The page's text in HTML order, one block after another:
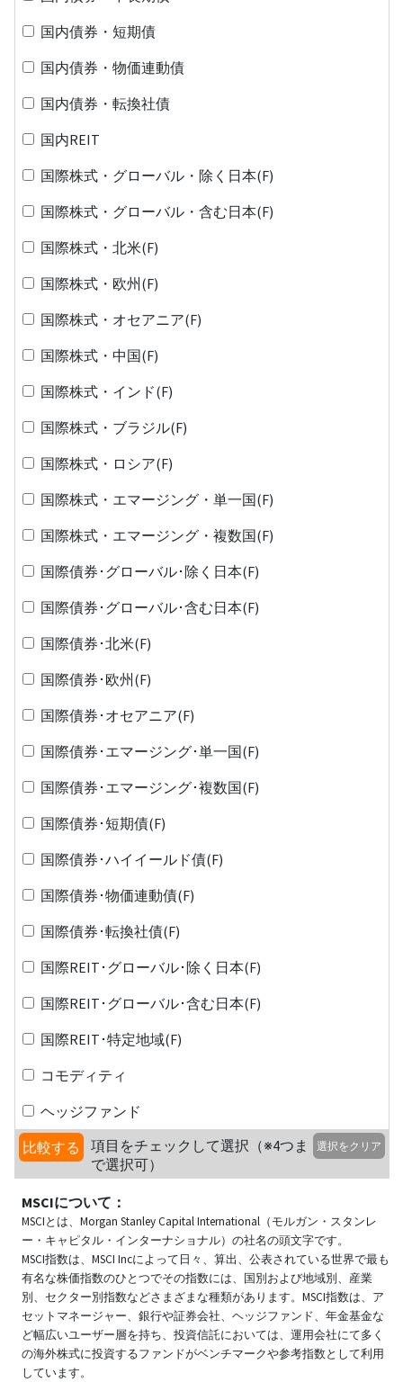
国内債券・短期債
国内債券・物価連動債
国内債券・転換社債
国内REIT
国際株式・グローバル・除く日本(F)
国際株式・グローバル・含む日本(F)
国際株式・北米(F)
国際株式・欧州(F)
国際株式・オセアニア(F)
国際株式・中国(F)
国際株式・インド(F)
国際株式・ブラジル(F)
国際株式・ロシア(F)
国際株式・エマージング・単一国(F)
国際株式・エマージング・複数国(F)
国際債券･グローバル･除く日本(F)
国際債券･グローバル･含む日本(F)
国際債券･北米(F)
国際債券･欧州(F)
国際債券･オセアニア(F)
国際債券･エマージング･単一国(F)
国際債券･エマージング･複数国(F)
国際債券･短期債(F)
国際債券･ハイイールド債(F)
国際債券･物価連動債(F)
国際債券･転換社債(F)
国際REIT･グローバル･除く日本(F)
国際REIT･グローバル･含む日本(F)
国際REIT･特定地域(F)
コモディティ
ヘッジファンド
比較する
項目をチェックして選択（※4つま
で選択可）
選択をクリア
MSCIについて：
MSCIとは、Morgan Stanley Capital International（モルガン・スタンレ
ー・キャピタル・インターナショナル）の社名の頭文字です。
MSCI指数は、MSCI Incによって日々、算出、公表されている世界で最も
有名な株価指数のひとつでその指数には、国別および地域別、産業
別、セクター別指数などさまざまな種類があります。MSCI指数は、ア
セットマネージャー、銀行や証券会社、ヘッジファンド、年金基金な
ど幅広いユーザー層を持ち、投資信託においては、運用会社にて多く
の海外株式に投資するファンドがベンチマークや参考指数として利用
しています。